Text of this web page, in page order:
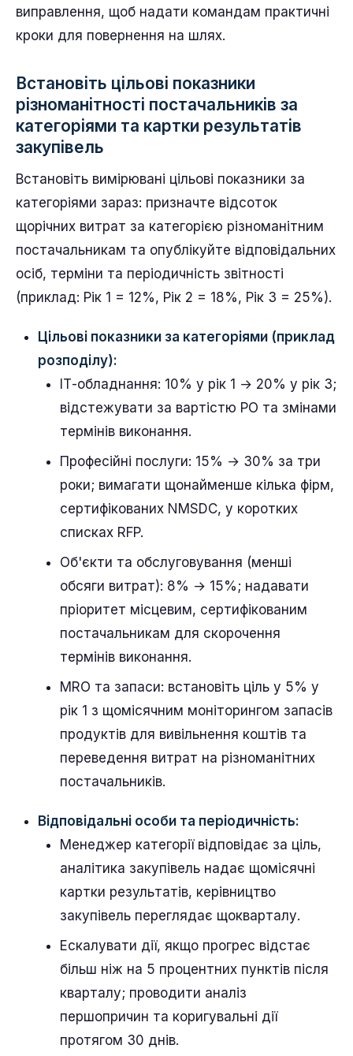
виправлення, щоб надати командам практичні
кроки для повернення на шлях.
Встановіть цільові показники
різноманітності постачальників за
категоріями та картки результатів
закупівель
Встановіть вимірювані цільові показники за
категоріями зараз: призначте відсоток
щорічних витрат за категорією різноманітним
постачальникам та опублікуйте відповідальних
осіб, терміни та періодичність звітності
(приклад: Рік 1 = 12%, Рік 2 = 18%, Рік 3 = 25%).
Цільові показники за категоріями (приклад
розподілу):
ІТ-обладнання: 10% у рік 1 → 20% у рік 3;
відстежувати за вартістю PO та змінами
термінів виконання.
Професійні послуги: 15% → 30% за три
роки; вимагати щонайменше кілька фірм,
сертифікованих NMSDC, у коротких
списках RFP.
Об'єкти та обслуговування (менші
обсяги витрат): 8% → 15%; надавати
пріоритет місцевим, сертифікованим
постачальникам для скорочення
термінів виконання.
MRO та запаси: встановіть ціль у 5% у
рік 1 з щомісячним моніторингом запасів
продуктів для вивільнення коштів та
переведення витрат на різноманітних
постачальників.
Відповідальні особи та періодичність:
Менеджер категорії відповідає за ціль,
аналітика закупівель надає щомісячні
картки результатів, керівництво
закупівель переглядає щокварталу.
Ескалувати дії, якщо прогрес відстає
більш ніж на 5 процентних пунктів після
кварталу; проводити аналіз
першопричин та коригувальні дії
протягом 30 днів.